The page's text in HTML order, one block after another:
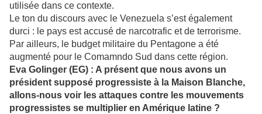
utilisée dans ce contexte.
Le ton du discours avec le Venezuela s’est également
durci : le pays est accusé de narcotrafic et de terrorisme.
Par ailleurs, le budget militaire du Pentagone a été
augmenté pour le Comamndo Sud dans cette région.
Eva Golinger (EG) : A présent que nous avons un
président supposé progressiste à la Maison Blanche,
allons-nous voir les attaques contre les mouvements
progressistes se multiplier en Amérique latine ?